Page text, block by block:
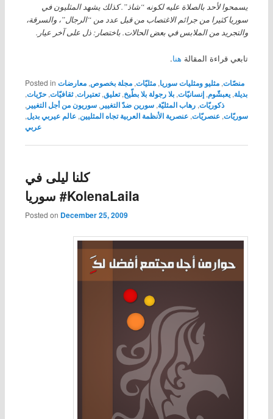
يسمحوا لأحد بالصلاة عليه لكونه “شاذ”. كذلك يشهد المثليون في
سوريا كثيرا من جرائم الاغتصاب من قبل عدد من “الرجال”، والسرقة،
والتجريد من الملابس في بعض الحالات. باختصار: ذل على آخر عيار.
تابعي قراءة المقالة هنا.
Posted in منصّات,مثليو ومثليات سوريا,مثليّات,مجلة بخصوص,معارضات
بديلة,يعبشّوم,إنسانيّات,بلا رجولة بلا بطّيخ,تعليق,تعتيرات,ثقافيّات,حرّيات,
ذكوريّات,رهاب المثليّة,سورين ضدّ التغيير,سوريون من أجل التغيير,
سوريّات,عنصريّات,عنصرية الأنظمة العربية تجاه المثليين,عالم عيربي بديل,
عربي
كلنا ليلى في
سوريا #KolenaLaila
Posted on December 25, 2009